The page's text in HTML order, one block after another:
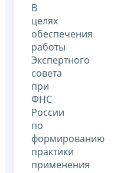
В
целях
обеспечения
работы
Экспертного
совета
при
ФНС
России
по
формированию
практики
применения